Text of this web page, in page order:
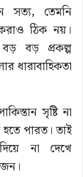
সত্য, তেমনি
ঠিক নয়।
বড় প্রকল্প
ধারাবাহিকতা
সৃষ্টি না
হতে পারত। তাই
না দেখে